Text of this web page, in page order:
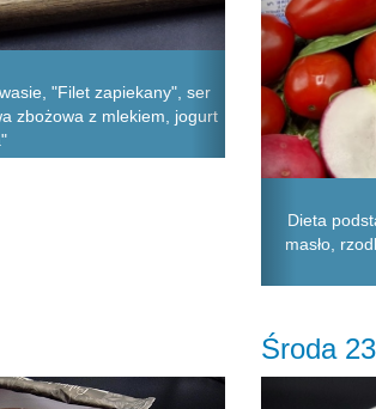
"Filet zapiekany", ser
zbożowa z mlekiem, jogurt
Dieta
masło,
Środa